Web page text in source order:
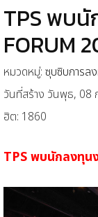
TPS พบ
FORUM
หมวดหมู่: ซุบซิบการล
วันที่สร้าง วันพุธ, 08
ฮิต: 1860
TPS พบนักลงทุน